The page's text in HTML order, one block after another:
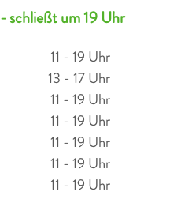
schließt um 19 Uhr
11 - 19 Uhr
13 - 17 Uhr
11 - 19 Uhr
11 - 19 Uhr
11 - 19 Uhr
11 - 19 Uhr
11 - 19 Uhr